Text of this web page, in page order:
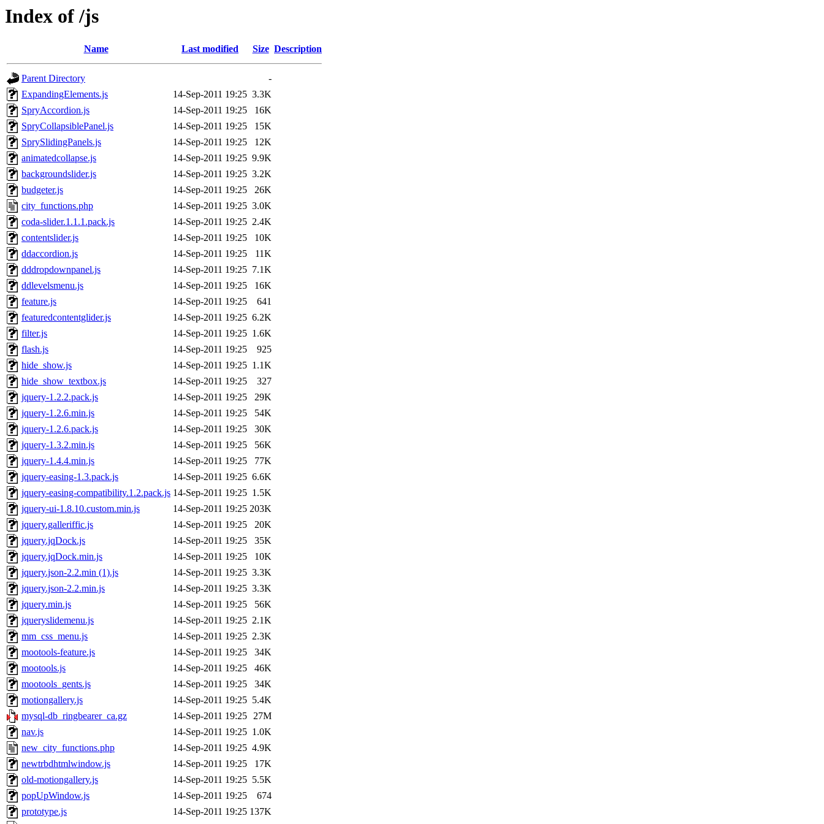
Index of /js
Name Last modified Size Description
Parent Directory
-
ExpandingElements.js
14-Sep-2011 19:25 3.3K
SpryAccordion.js
14-Sep-2011 19:25
16K
SpryCollapsiblePanel.js
14-Sep-2011 19:25
15K
SprySlidingPanels.js
14-Sep-2011 19:25
12K
animatedcollapse.js
14-Sep-2011 19:25 9.9K
backgroundslider.js
14-Sep-2011 19:25 3.2K
budgeter.js
14-Sep-2011 19:25
26K
city_functions.php
14-Sep-2011 19:25 3.0K
coda-slider.1.1.1.pack.js
14-Sep-2011 19:25 2.4K
contentslider.js
14-Sep-2011 19:25
10K
ddaccordion.js
14-Sep-2011 19:25
11K
dddropdownpanel.js
14-Sep-2011 19:25 7.1K
ddlevelsmenu.js
14-Sep-2011 19:25
16K
feature.js
14-Sep-2011 19:25
641
featuredcontentglider.js
14-Sep-2011 19:25 6.2K
filter.js
14-Sep-2011 19:25 1.6K
flash.js
14-Sep-2011 19:25
925
hide_show.js
14-Sep-2011 19:25 1.1K
hide_show_textbox.js
14-Sep-2011 19:25
327
jquery-1.2.2.pack.js
14-Sep-2011 19:25
29K
jquery-1.2.6.min.js
14-Sep-2011 19:25
54K
jquery-1.2.6.pack.js
14-Sep-2011 19:25
30K
jquery-1.3.2.min.js
14-Sep-2011 19:25
56K
jquery-1.4.4.min.js
14-Sep-2011 19:25
77K
jquery-easing-1.3.pack.js
14-Sep-2011 19:25 6.6K
jquery-easing-compatibility.1.2.pack.js 14-Sep-2011 19:25 1.5K
jquery-ui-1.8.10.custom.min.js
14-Sep-2011 19:25 203K
jquery.galleriffic.js
14-Sep-2011 19:25
20K
jquery.jqDock.js
14-Sep-2011 19:25
35K
jquery.jqDock.min.js
14-Sep-2011 19:25
10K
jquery.json-2.2.min (1).js
14-Sep-2011 19:25 3.3K
jquery.json-2.2.min.js
14-Sep-2011 19:25 3.3K
jquery.min.js
14-Sep-2011 19:25
56K
jqueryslidemenu.js
14-Sep-2011 19:25 2.1K
mm_css_menu.js
14-Sep-2011 19:25 2.3K
mootools-feature.js
14-Sep-2011 19:25
34K
mootools.js
14-Sep-2011 19:25
46K
mootools_gents.js
14-Sep-2011 19:25
34K
motiongallery.js
14-Sep-2011 19:25 5.4K
mysql-db_ringbearer_ca.gz
14-Sep-2011 19:25 27M
nav.js
14-Sep-2011 19:25 1.0K
new_city_functions.php
14-Sep-2011 19:25 4.9K
newtrbdhtmlwindow.js
14-Sep-2011 19:25
17K
old-motiongallery.js
14-Sep-2011 19:25 5.5K
popUpWindow.js
14-Sep-2011 19:25
674
prototype.js
14-Sep-2011 19:25 137K